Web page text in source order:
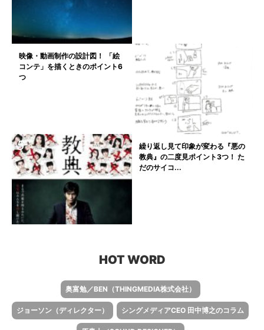
映像・動画制作の設計図！ 「絵
コンテ」を描くときのポイント6
つ
繰り返し見て印象が変わる『悪の
教典』の二度見ポイント3つ！ た
だのサイコ...
HOT WORD
奥富勉／BEN（THINGMEDIA株式会社）
ジョーソン（ディレクター） シングメディアCEO 田中博之のコラム